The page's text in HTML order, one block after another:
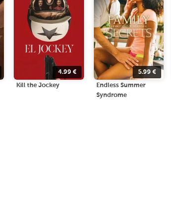
4.99€
Kill the Jockey
5.99 €
Endless Summer
Syndrome